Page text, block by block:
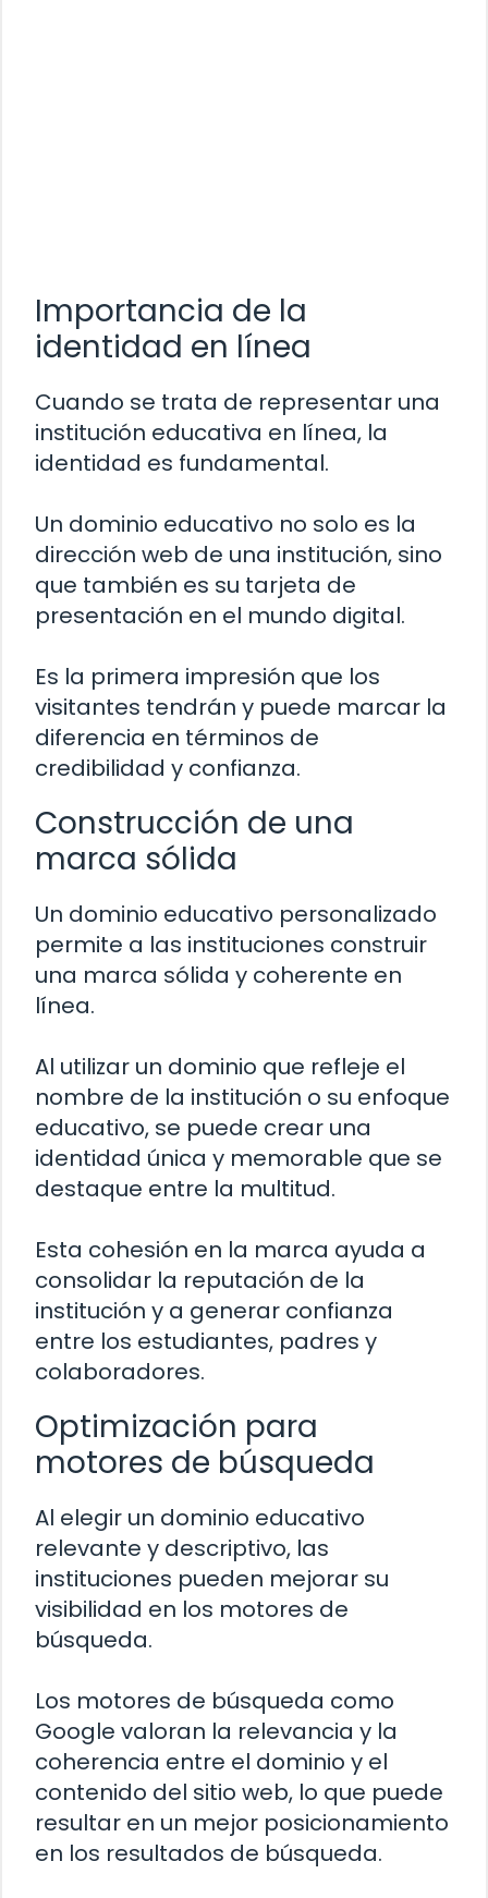
Importancia de la
identidad en línea
Cuando se trata de representar una
institución educativa en línea, la
identidad es fundamental.
Un dominio educativo no solo es la
dirección web de una institución, sino
que también es su tarjeta de
presentación en el mundo digital.
Es la primera impresión que los
visitantes tendrán y puede marcar la
diferencia en términos de
credibilidad y confianza.
Construcción de una
marca sólida
Un dominio educativo personalizado
permite a las instituciones construir
una marca sólida y coherente en
línea.
Al utilizar un dominio que refleje el
nombre de la institución o su enfoque
educativo, se puede crear una
identidad única y memorable que se
destaque entre la multitud.
Esta cohesión en la marca ayuda a
consolidar la reputación de la
institución y a generar confianza
entre los estudiantes, padres y
colaboradores.
Optimización para
motores de búsqueda
Al elegir un dominio educativo
relevante y descriptivo, las
instituciones pueden mejorar su
visibilidad en los motores de
búsqueda.
Los motores de búsqueda como
Google valoran la relevancia y la
coherencia entre el dominio y el
contenido del sitio web, lo que puede
resultar en un mejor posicionamiento
en los resultados de búsqueda.